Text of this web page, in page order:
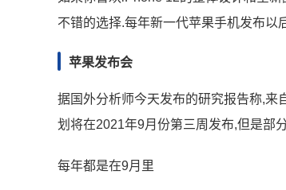
不错的选择.每年新一代苹果手机发布以
苹果发布会
据国外分析师今天发布的研究报告称,来
划将在2021年9月份第三周发布,但是部
每年都是在9月里